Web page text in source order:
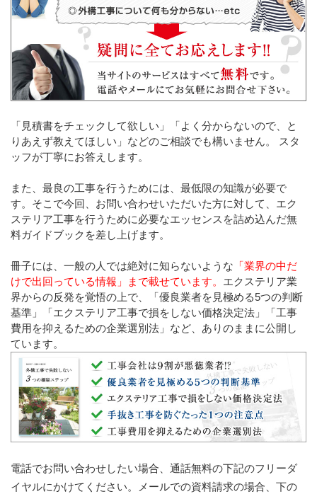
「見積書をチェックして欲しい」「よく分からないので、と
りあえず教えてほしい」などのご相談でも構いません。 スタ
ッフが丁寧にお答えします。
また、最良の工事を行うためには、最低限の知識が必要で
す。そこで今回、お問い合わせいただいた方に対して、エク
ステリア工事を行うために必要なエッセンスを詰め込んだ無
料ガイドブックを差し上げます。
冊子には、一般の人では絶対に知らないような 「業界の中だ
けで出回っている情報」まで載せています。 エクステリア業
界からの反発を覚悟の上で、「優良業者を見極める5つの判断
基準」「エクステリア工事で損をしない価格決定法」「工事
費用を抑えるための企業選別法」など、ありのままに公開し
ています。
電話でお問い合わせしたい場合、通話無料の下記のフリーダ
イヤルにかけてください。メールでの資料請求の場合、下の